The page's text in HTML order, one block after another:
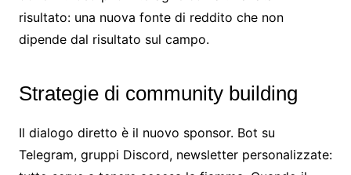
risultato: una nuova fonte di reddito che non
dipende dal risultato sul campo.
Strategie di community building
Il dialogo diretto è il nuovo sponsor. Bot su
Telegram, gruppi Discord, newsletter personalizzate: